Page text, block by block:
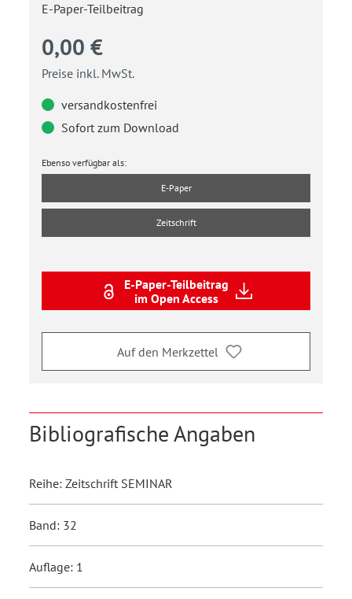
E-Paper-Teilbeitrag
0,00 €
Preise inkl. MwSt.
versandkostenfrei
Sofort zum Download
Ebenso verfügbar als:
E-Paper
Zeitschrift
E-Paper-Teilbeitrag
im Open Access
Auf den Merkzettel
Bibliografische Angaben
Reihe: Zeitschrift SEMINAR
Band: 32
Auflage: 1